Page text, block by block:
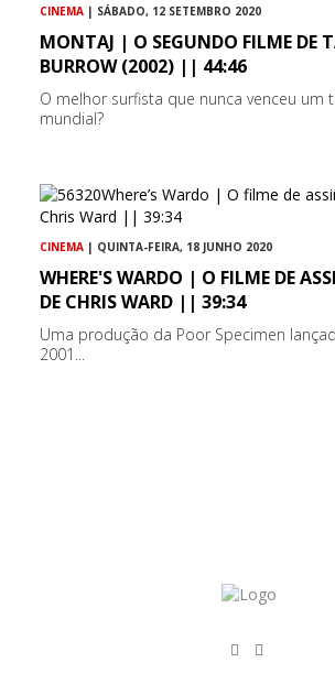
CINEMA | SÁBADO, 12 SETEMBRO 2020
MONTAJ | O SEGUNDO FILME DE
BURROW (2002) || 44:46
O melhor surfista que nunca venceu um
mundial?
CINEMA | QUINTA-FEIRA, 18 JUNHO 2020
WHERE'S WARDO | O FILME DE
DE CHRIS WARD || 39:34
Uma produção da Poor Specimen
2001...